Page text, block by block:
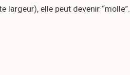
largeur), elle peut devenir “molle”.